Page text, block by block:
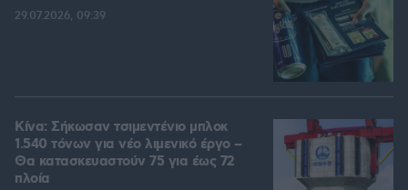
29.07.2026, 09:39
Κίνα: Σήκωσαν τσιμεντένιο μπλοκ
1.540 τόνων για νέο λιμενικό έργο –
Θα κατασκευαστούν 75 για έως 72
πλοία